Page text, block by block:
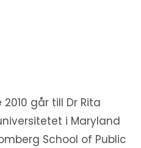
går till Dr Rita
i Maryland
School of Public